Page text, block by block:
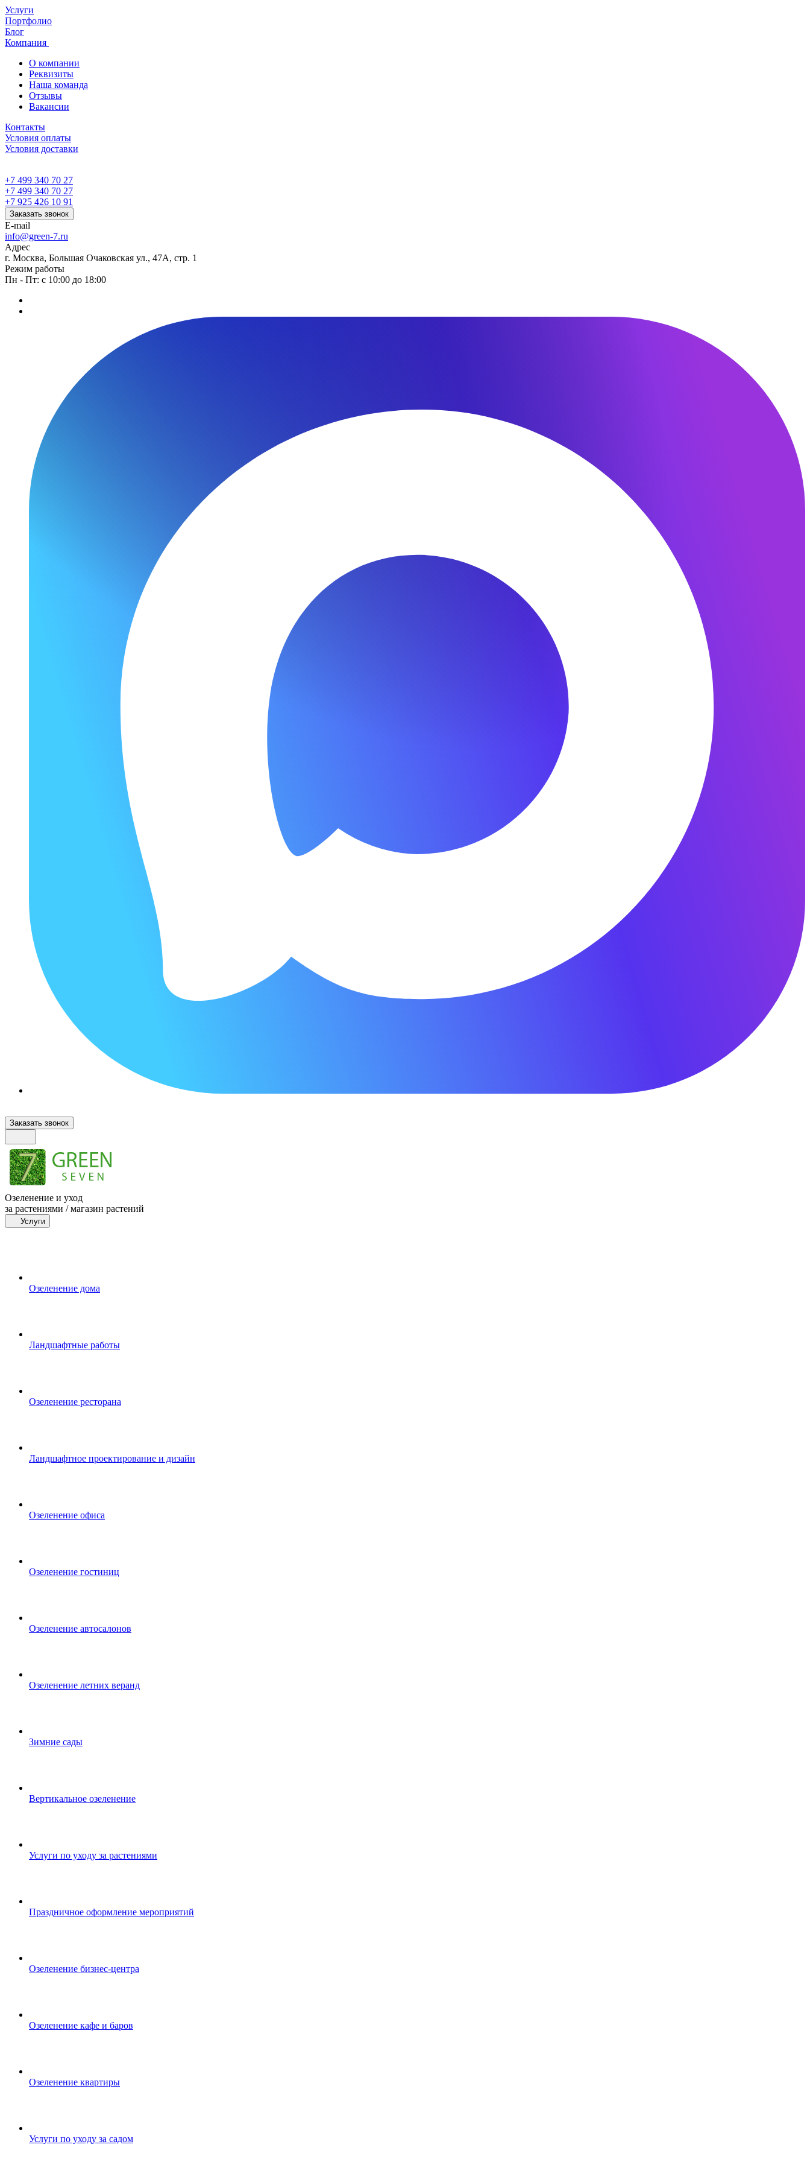
Услуги
Портфолио
Блог
Компания
О компании
Реквизиты
Наша команда
Отзывы
Вакансии
Контакты
Условия оплаты
Условия доставки
+7 499 340 70 27
+7 499 340 70 27
+7 925 426 10 91
Заказать звонок
E-mail
info@green-7.ru
Адрес
г. Москва, Большая Очаковская ул., 47А, стр. 1
Режим работы
Пн - Пт: с 10:00 до 18:00
Заказать звонок
Озеленение и уход
за растениями / магазин растений
Услуги
Озеленение дома
Ландшафтные работы
Озеленение ресторана
Ландшафтное проектирование и дизайн
Озеленение офиса
Озеленение гостиниц
Озеленение автосалонов
Озеленение летних веранд
Зимние сады
Вертикальное озеленение
Услуги по уходу за растениями
Праздничное оформление мероприятий
Озеленение бизнес-центра
Озеленение кафе и баров
Озеленение квартиры
Услуги по уходу за садом